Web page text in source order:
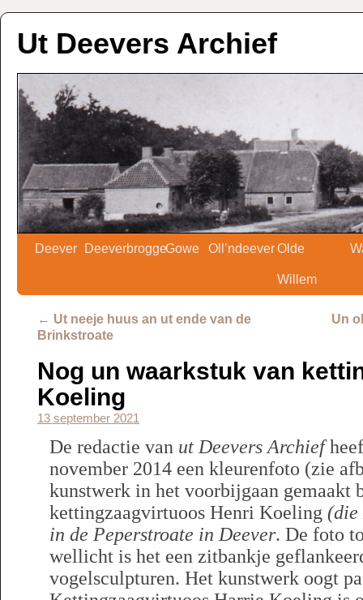
Ut Deevers Archief
Deever DeeverbroggeGowe Oll’ndeeverOlde
Willem
← Ut neeje huus an ut ende van de
Brinkstroate
Un
Nog un waarkstuk van
Koeling
13 september 2021
De redactie van ut Deevers Archief
november 2014 een kleurenfoto (zie
kunstwerk in het voorbijgaan gemaakt
kettingzaagvirtuoos Henri Koeling (die
in de Peperstroate in Deever. De foto
wellicht is het een zitbankje
vogelsculpturen. Het kunstwerk oogt